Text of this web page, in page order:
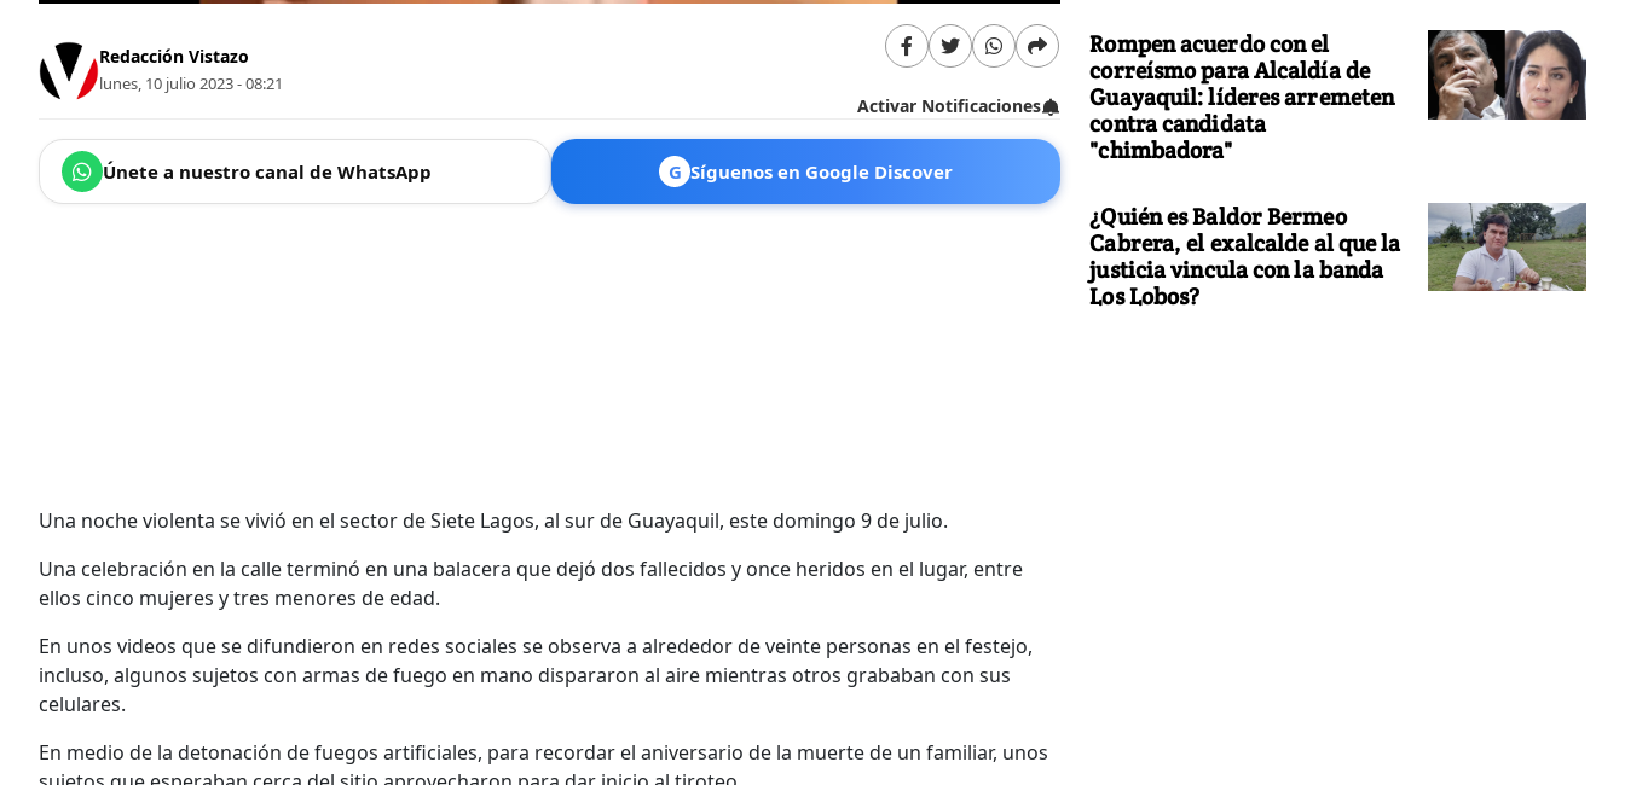
Redacción Vistazo
lunes, 10 julio 2023 - 08:21
Activar Notificaciones
Únete a nuestro canal de WhatsApp G Síguenos en Google Discover
Una noche violenta se vivió en el sector de Siete Lagos, al sur de Guayaquil, este domingo 9 de julio.
Una celebración en la calle terminó en una balacera que dejó dos fallecidos y once heridos en el lugar, entre
ellos cinco mujeres y tres menores de edad.
En unos videos que se difundieron en redes sociales se observa a alrededor de veinte personas en el festejo,
incluso, algunos sujetos con armas de fuego en mano dispararon al aire mientras otros grababan con sus
celulares.
En medio de la detonación de fuegos artificiales, para recordar el aniversario de la muerte de un familiar, unos
Rompen acuerdo con el
correísmo para Alcaldía de
Guayaquil: líderes arremeten
contra candidata
"chimbadora"
¿Quién es Baldor Bermeo
Cabrera, el exalcalde al que la
justicia vincula con la banda
Los Lobos?